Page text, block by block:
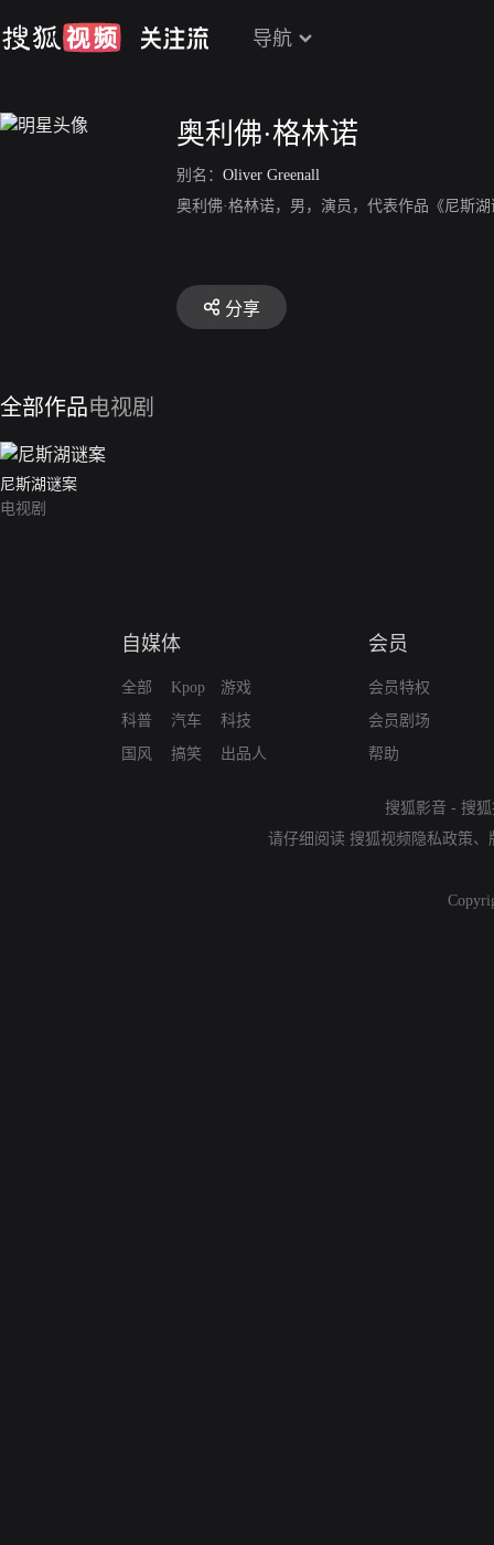
导航
奥利佛·格林诺
别名： Oliver Greenall
奥利佛·格林诺，男，演员，代表作品《尼斯
分享
全部作品电视剧
尼斯湖谜案
电视剧
自媒体
全部
科普
国风
Kpop
汽车
搞笑
游戏
科技
出品人
会员
会员特权
会员剧场
帮助
搜狐影音 - 搜
请仔细阅读 搜狐视频隐私政策、